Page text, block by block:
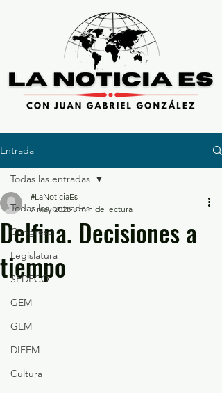
Entrada
Todas las entradas
Congreso
Legislatura
SEDECO
GEM
GEM
DIFEM
Cultura
Todas las entradas
Delfina. Decisiones a
tiempo
#LaNoticiaEs
7 may 2023 3 min de lectura